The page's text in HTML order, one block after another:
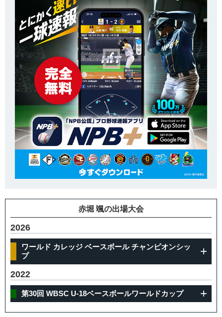
赤堀 颯の出場大会
2026
ワールド カレッジ ベースボール チャンピオンシッ
プ
2022
第30回 WBSC U-18ベースボールワールドカップ